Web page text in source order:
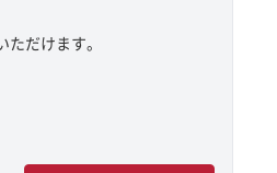
だけます。